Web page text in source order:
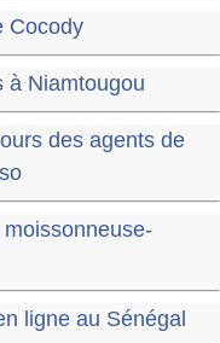
Cocody
à Niamtougou
des agents de
ligne au Sénégal